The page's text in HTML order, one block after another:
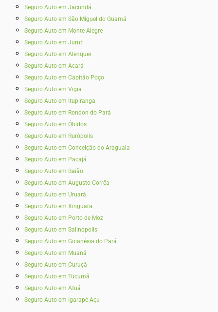
Seguro Auto em Jacundá
Seguro Auto em São Miguel do Guamá
Seguro Auto em Monte Alegre
Seguro Auto em Juruti
Seguro Auto em Alenquer
Seguro Auto em Acará
Seguro Auto em Capitão Poço
Seguro Auto em Vigia
Seguro Auto em Itupiranga
Seguro Auto em Rondon do Pará
Seguro Auto em Óbidos
Seguro Auto em Rurópolis
Seguro Auto em Conceição do Araguaia
Seguro Auto em Pacajá
Seguro Auto em Baião
Seguro Auto em Augusto Corrêa
Seguro Auto em Uruará
Seguro Auto em Xinguara
Seguro Auto em Porto de Moz
Seguro Auto em Salinópolis
Seguro Auto em Goianésia do Pará
Seguro Auto em Muaná
Seguro Auto em Curuçá
Seguro Auto em Tucumã
Seguro Auto em Afuá
Seguro Auto em Igarapé-Açu